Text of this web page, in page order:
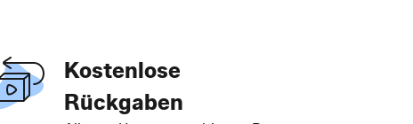
Kostenlose
Rückgaben